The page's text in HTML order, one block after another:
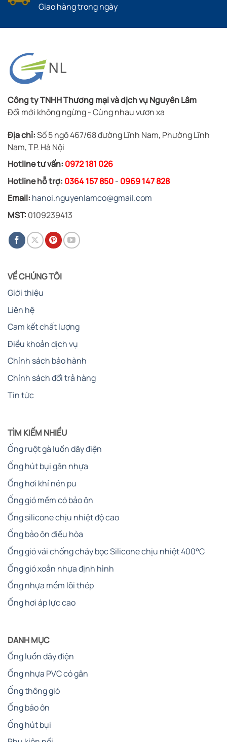
Giao hàng trong ngày
Công ty TNHH Thương mại và dịch vụ Nguyên Lâm
Đổi mới không ngừng - Cùng nhau vươn xa
Địa chỉ:Số 5 ngõ 467/68 đường Lĩnh Nam, Phường Lĩnh
Nam, TP. Hà Nội
Hotline tư vấn: 0972 181 026
Hotline hỗ trợ: 0364 157 850- 0969 147 828
Email: hanoi.nguyenlamco@gmail.com
MST: 0109239413
VỀ CHÚNG TÔI
Giới thiệu
Liên hệ
Cam kết chất lượng
Điều khoản dịch vụ
Chính sách bảo hành
Chính sách đổi trả hàng
Tin tức
TÌM KIẾM NHIỀU
Ống ruột gà luồn dây điện
Ống hút bụi gân nhựa
Ống hơi khí nén pu
Ống gió mềm có bảo ôn
Ống silicone chịu nhiệt độ cao
Ống bảo ôn điều hòa
Ống gió vải chống cháy bọc Silicone chịu nhiệt 400°C
Ống gió xoắn nhựa định hình
Ống nhựa mềm lõi thép
Ống hơi áp lực cao
DANH MỤC
Ống luồn dây điện
Ống nhựa PVC có gân
Ống thông gió
Ống bảo ôn
Ống hút bụi